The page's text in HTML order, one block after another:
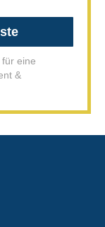
eine
&